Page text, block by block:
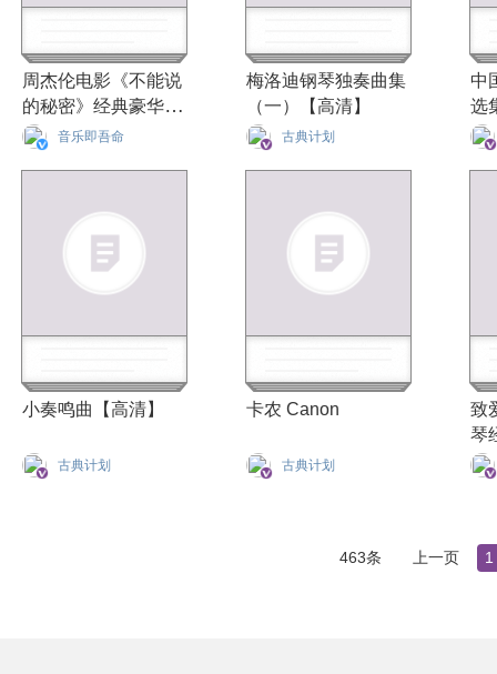
周杰伦电影《不能说
的秘密》经典豪华原
声钢琴谱集
音乐即吾命
梅洛迪钢琴独奏曲集
（一）【高清】
古典计划
中
选
清
小奏鸣曲【高清】
古典计划
卡农 Canon
古典计划
致
琴
463条 上一页 1